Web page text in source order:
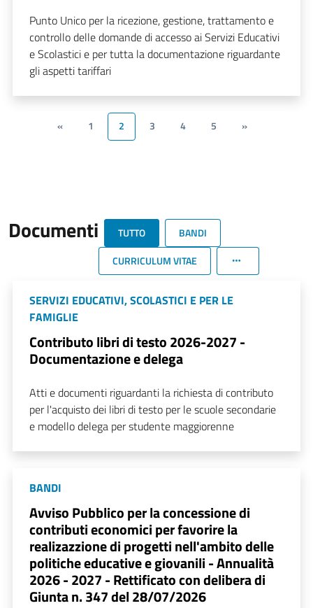
Punto Unico per la ricezione, gestione, trattamento e
controllo delle domande di accesso ai Servizi Educativi
e Scolastici e per tutta la documentazione riguardante
gli aspetti tariffari
« 1 2 3 4 5 »
Documenti TUTTO
BANDI
CURRICULUM VITAE
SERVIZI EDUCATIVI, SCOLASTICI E PER LE
FAMIGLIE
Contributo libri di testo 2026-2027 -
Documentazione e delega
Atti e documenti riguardanti la richiesta di contributo
per l'acquisto dei libri di testo per le scuole secondarie
e modello delega per studente maggiorenne
BANDI
Avviso Pubblico per la concessione di
contributi economici per favorire la
realizazzione di progetti nell'ambito delle
politiche educative e giovanili - Annualità
2026 - 2027 - Rettificato con delibera di
Giunta n. 347 del 28/07/2026